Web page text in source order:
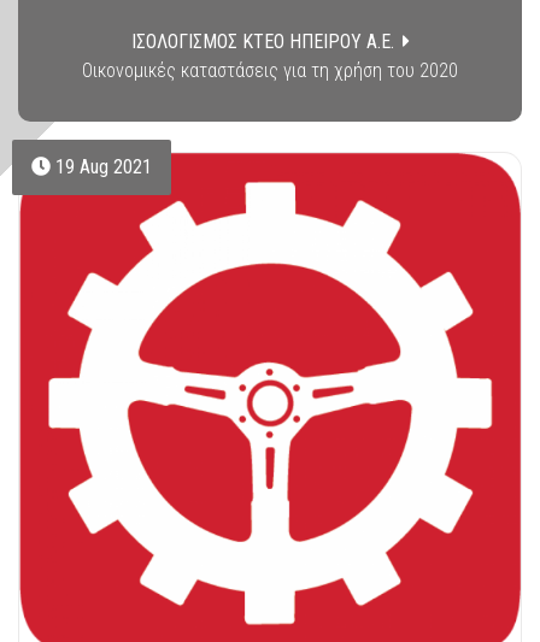
ΙΣΟΛΟΓΙΣΜΟΣ ΚΤΕΟ ΗΠΕΙΡΟΥ Α.Ε.
Οικονομικές καταστάσεις για τη χρήση του 2020
19 Aug 2021